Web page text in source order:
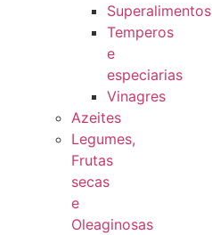
Superalimentos
Temperos
e
especiarias
Vinagres
Azeites
Legumes,
Frutas
secas
e
Oleaginosas